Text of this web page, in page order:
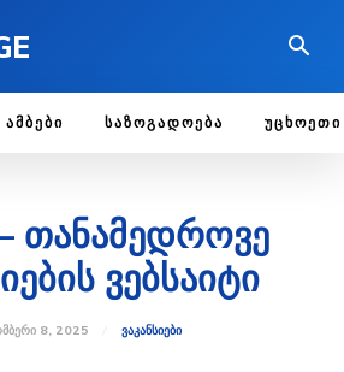
ᲡᲐᲖᲝᲒᲐᲓᲝᲔᲑᲐ ᲣᲪᲮᲝᲔᲗᲘ
თანამედროვე
ვებსაიტი
8, 2025 ᲕᲐᲙᲐᲜᲡᲘᲔᲑᲘ